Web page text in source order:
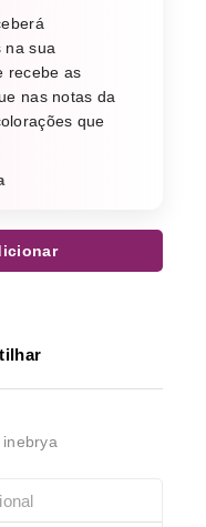
na sua
recebe as
nas notas da
que